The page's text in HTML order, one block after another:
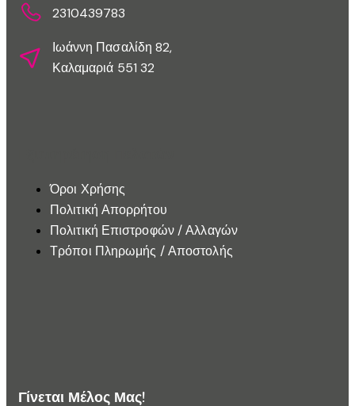
2310439783
Ιωάννη Πασαλίδη 82,
Καλαμαριά 551 32
Όροι Χρήσης
Πολιτική Απορρήτου
Πολιτική Επιστροφών / Αλλαγών
Τρόποι Πληρωμής / Αποστολής
Γίνεται Μέλος Μας!